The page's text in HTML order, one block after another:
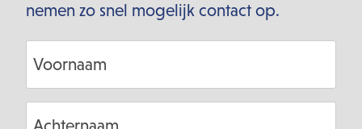
nemen zo snel mogelijk contact op.